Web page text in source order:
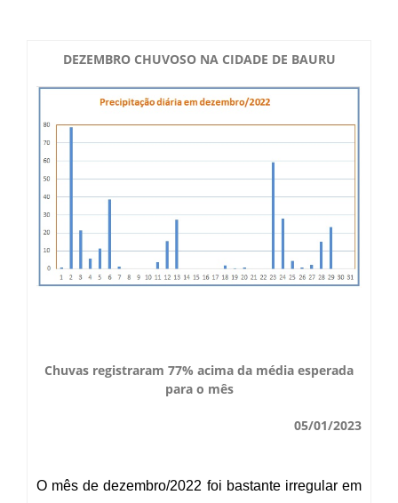
Radar GIS Local
Alertas na sua Cidade
Chuva Bauru
Imagens de Satélite
Satélite GIS + Radar
Previsão Cidades
Modelo Global GFS
Secas Bauru
Balanços Mensais
Cadastro
Laudos Meteorológicos
Solicitação de Dados
Agendamento de Visitas
Informações
Histórico
Notícias
IPMet na FC
Contato
Perguntas Frequentes
DEZEMBRO CHUVOSO NA CIDADE DE BAURU
Chuvas registraram 77% acima da média esperada
para o mês
05/01/2023
O mês de dezembro/2022 foi bastante irregular em